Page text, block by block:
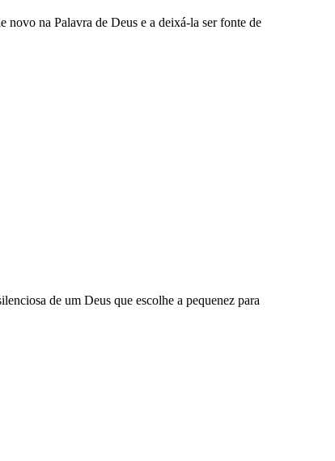
novo na Palavra de Deus e a deixá-la ser fonte de
de um Deus que escolhe a pequenez para